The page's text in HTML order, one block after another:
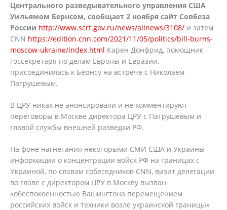
Центрального разведывательного управления США
Уильямом Бернсом, сообщает 2 ноября сайт Совбеза
России http://www.scrf.gov.ru/news/allnews/3108/ и затем
CNN https://edition.cnn.com/2021/11/05/politics/bill-burns-
moscow-ukraine/index.html Карен Донфрид, помощник
госсекретаря по делам Европы и Евразии,
присоединилась к Бёрнсу на встрече с Николаем
Патрушевым.
В ЦРУ никак не анонсировали и не комментируют
переговоры в Москве директора ЦРУ с Патрушевым и
главой службы внешней разведки РФ.
На фоне нагнетания некоторыми СМИ США и Украины
информации о концентрации войск РФ на границах с
Украиной, по словам собеседников CNN, визит делегации
во главе с директором ЦРУ в Москву вызван
«обеспокоенностью Вашингтона перемещением
российских войск и техники возле украинской границы»